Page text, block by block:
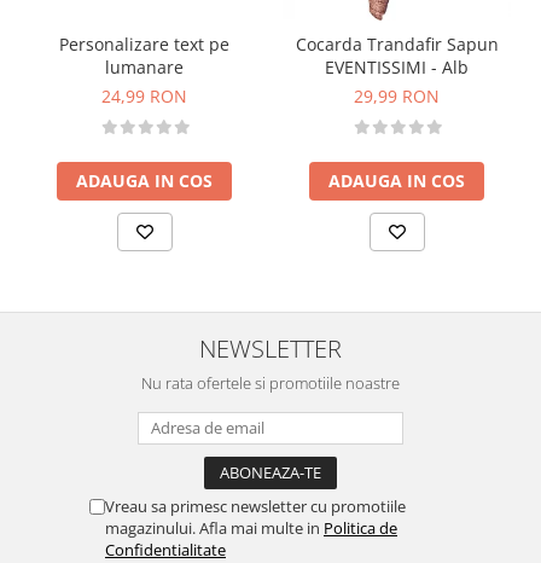
Personalizare text pe
lumanare
24,99 RON
ADAUGA IN COS
Cocarda Trandafir Sapun
EVENTISSIMI - Alb
29,99 RON
ADAUGA IN COS
NEWSLETTER
Nu rata ofertele si promotiile noastre
Vreau sa primesc newsletter cu promotiile
magazinului. Afla mai multe in Politica de
Confidentialitate